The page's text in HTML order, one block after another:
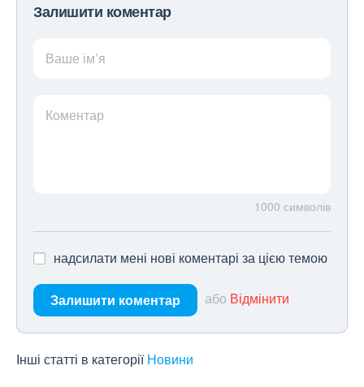
Залишити коментар
Ваше ім’я
Коментар
1000 символів
надсилати мені нові коментарі за цією темою
Залишити коментар або Відмінити
Інші статті в категорії Новини